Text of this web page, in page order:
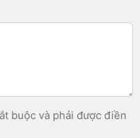
buộc và phải được điền